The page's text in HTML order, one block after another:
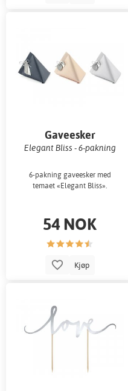
Gaveesker
Elegant Bliss - 6-pakning
6-pakning gaveesker med
temaet «Elegant Bliss».
54 NOK
Kjøp